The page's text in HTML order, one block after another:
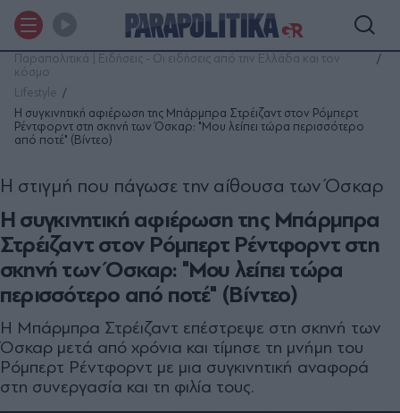
Παραπολιτικά | Ειδήσεις - Οι ειδήσεις από την Ελλάδα και τον
κόσμο
Lifestyle
Η συγκινητική αφιέρωση της Μπάρμπρα Στρέιζαντ στον Ρόμπερτ
Ρέντφορντ στη σκηνή των Όσκαρ: "Μου λείπει τώρα περισσότερο
από ποτέ" (Βίντεο)
Η συγκινητική αφιέρωση της Μπάρμπρα
Στρέιζαντ στον Ρόμπερτ Ρέντφορντ στη
σκηνή των Όσκαρ: "Μου λείπει τώρα
περισσότερο από ποτέ" (Βίντεο)
Η στιγμή που πάγωσε την αίθουσα των Όσκαρ
Η Μπάρμπρα Στρέιζαντ επέστρεψε στη σκηνή των
Όσκαρ μετά από χρόνια και τίμησε τη μνήμη του
Ρόμπερτ Ρέντφορντ με μια συγκινητική αναφορά
στη συνεργασία και τη φιλία τους.